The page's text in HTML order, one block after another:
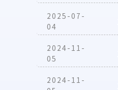
2025-07-
04
2024-11-
05
2024-11-